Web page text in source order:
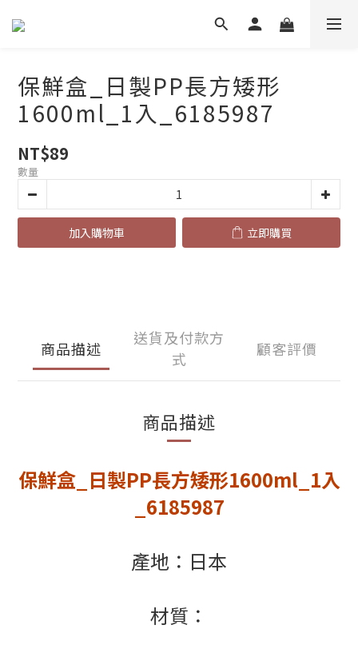
保鮮盒_日製PP長方矮形
1600ml_1入_6185987
NT$89
數量
加入購物車 立即購買
商品描述
送貨及付款方
式
顧客評價
商品描述
保鮮盒_日製PP長方矮形1600ml_1入
_6185987
產地：日本
材質：